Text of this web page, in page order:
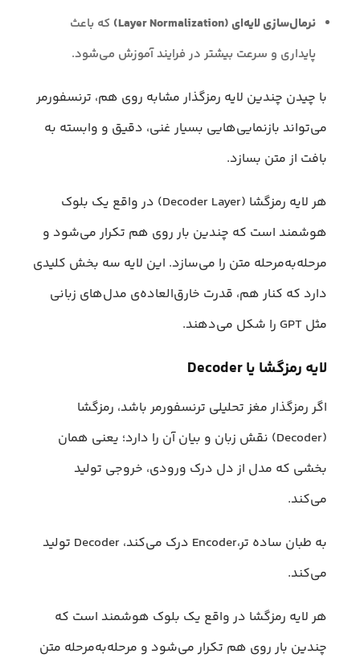
نرمال‌سازی لایه‌ای (Layer Normalization)
که باعث
پایداری و سرعت بیشتر در فرایند آموزش می‌شود.
با چیدن چندین لایه رمزگذار مشابه روی هم، ترنسفورمر
می‌تواند بازنمایی‌هایی بسیار غنی، دقیق و وابسته به
بافت از متن بسازد.
هر لایه رمزگشا (Decoder Layer) در واقع یک بلوک
هوشمند است که چندین بار روی هم تکرار می‌شود و
مرحله‌به‌مرحله متن را می‌سازد. این لایه سه بخش کلیدی
دارد که کنار هم، قدرت خارق‌العاده‌ی مدل‌های زبانی
مثل GPT را شکل می‌دهند.
لایه رمزگشا یا Decoder
اگر رمزگذار مغز تحلیلی ترنسفورمر باشد، رمزگشا
(Decoder) نقش زبان و بیان آن را دارد؛ یعنی همان
بخشی که مدل از دل درک ورودی، خروجی تولید
می‌کند.
به طبان ساده تر،‌Encoder درک می‌کند، Decoder تولید
می‌کند.
هر لایه رمزگشا در واقع یک بلوک هوشمند است که
چندین بار روی هم تکرار می‌شود و مرحله‌به‌مرحله متن